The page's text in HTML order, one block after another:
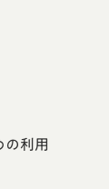
利用